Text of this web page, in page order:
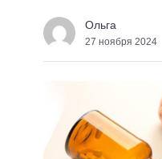
Ольга
27 ноября 2024